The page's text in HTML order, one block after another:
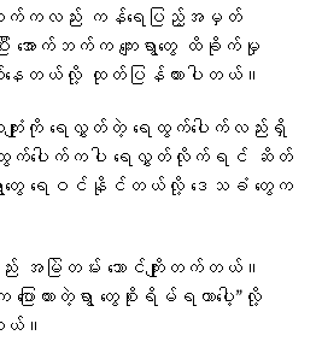
မံဘက်ကလည်း ကန်ရေပြည့်အမှတ်
အောက်ဘက်က ကျေးရွာတွေ ထိခိုက်မှု
ေတယ်လို့ ထုတ်ပြန်ထားပါတယ်။
းကျုံးကို ရေလွှတ်တဲ့ ရေထွက်ပေါက်လည်းရှိ
အဲဒီထွက်ပေါက်ကပါ ရေလွှတ်လိုက်ရင် ဆိတ်
ရွာတွေ ရေဝင်နိုင်တယ်လို့ ဒေသခံ တွေက
း အမြဲတမ်း ဘောင်ကျိုးတက်တယ်။
ြောထားတဲ့ရွာ တွေစိုးရိမ်ရတာပေါ့”လို့
ယ်။